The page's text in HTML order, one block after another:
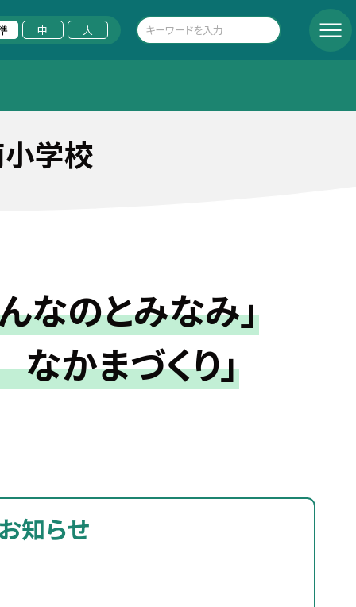
中 大
学校
なのとみなみ」
かまづくり」
知らせ